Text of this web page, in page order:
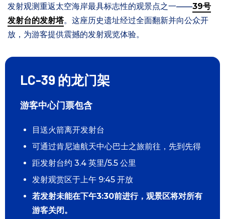
发射观测重返太空海岸最具标志性的观景点之一——39号
发射台的发射塔。这座历史遗址经过全面翻新并向公众开
放，为游客提供震撼的发射观览体验。
LC-39 的龙门架
游客中心门票包含
目送火箭离开发射台
可通过肯尼迪航天中心巴士之旅前往，先到先得
距发射台约 3.4 英里/5.5 公里
发射观赏区于上午 9:45 开放
若发射未能在下午3:30前进行，观景区将对所有
游客关闭。